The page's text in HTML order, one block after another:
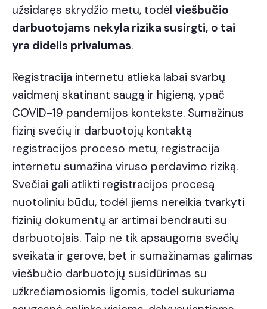
užsidaręs skrydžio metu, todėl viešbučio
darbuotojams nekyla rizika susirgti, o tai
yra didelis privalumas.
Registracija internetu atlieka labai svarbų
vaidmenį skatinant saugą ir higieną, ypač
COVID-19 pandemijos kontekste. Sumažinus
fizinį svečių ir darbuotojų kontaktą
registracijos proceso metu, registracija
internetu sumažina viruso perdavimo riziką.
Svečiai gali atlikti registracijos procesą
nuotoliniu būdu, todėl jiems nereikia tvarkyti
fizinių dokumentų ar artimai bendrauti su
darbuotojais. Taip ne tik apsaugoma svečių
sveikata ir gerovė, bet ir sumažinamas galimas
viešbučio darbuotojų susidūrimas su
užkrečiamosiomis ligomis, todėl sukuriama